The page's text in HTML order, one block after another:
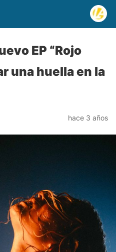
EP “Rojo
una huella en la
hace 3 años